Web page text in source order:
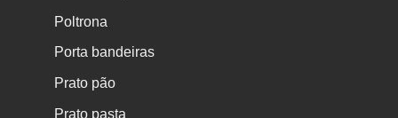
Poltrona
Porta bandeiras
Prato pão
Prato pasta